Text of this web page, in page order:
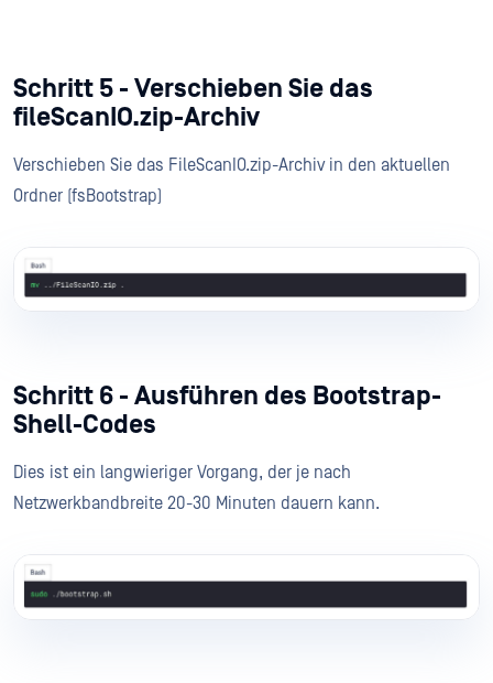
Schritt 5 - Verschieben Sie das
fileScanIO.zip-Archiv
Verschieben Sie das FileScanIO.zip-Archiv in den aktuellen
Ordner (fsBootstrap)
Schritt 6 - Ausführen des Bootstrap-
Shell-Codes
Dies ist ein langwieriger Vorgang, der je nach
Netzwerkbandbreite 20-30 Minuten dauern kann.